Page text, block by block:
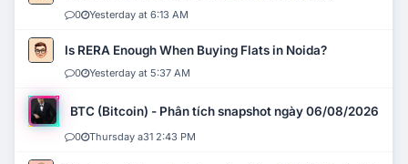
0 Yesterday at 6:13 AM
Is RERA Enough When Buying Flats in Noida?
0 Yesterday at 5:37 AM
BTC (Bitcoin) - Phân tích snapshot ngày 06/08/2026
0 Thursday a31 2:43 PM